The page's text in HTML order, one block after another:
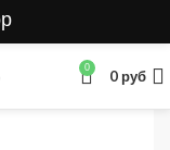
0 0руб